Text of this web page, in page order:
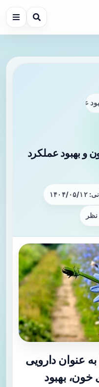
عملکرد کبد
و بهبود عملکرد
۰۵/۱۲
عنوان دارویی
خون، بهبود